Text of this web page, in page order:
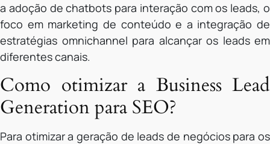
a adoção de chatbots para interação com os leads, o
foco em marketing de conteúdo e a integração de
estratégias omnichannel para alcançar os leads em
diferentes canais.
Como otimizar a Business Lead
Generation para SEO?
Para otimizar a geração de leads de negócios para os